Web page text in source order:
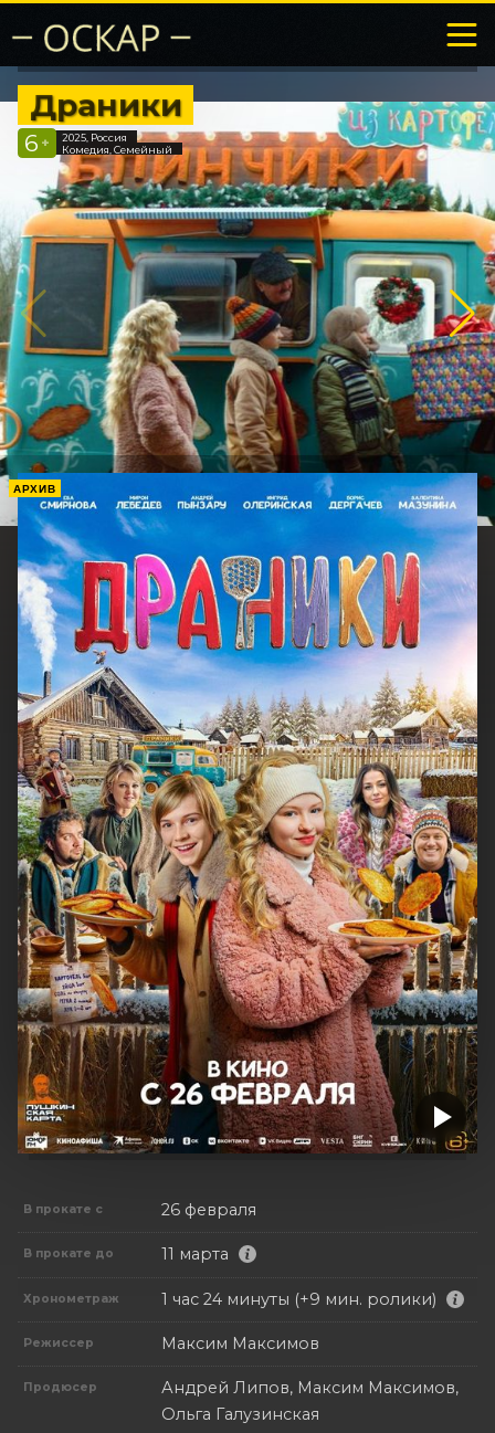
Драники
6 +
2025, Россия
Комедия, Семейный
АРХИВ
В прокате с 26 февраля
В прокате до 11 марта
Хронометраж 1 час 24 минуты (+9 мин. ролики)
Режиссер Максим Максимов
Продюсер
Андрей Липов, Максим Максимов,
Ольга Галузинская